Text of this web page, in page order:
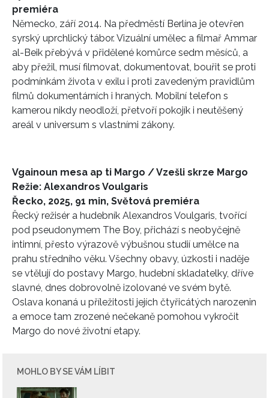
Přihlášením k newsletteru souhlasíte s
podmínkami společnosti BurdaMedia Extra s.r.o.
potvrzujete, že jste se seznámili seZásadami
ochrany soukromí- BurdaMedia Extra s.r.o. bude s
Vašimi údaji pracovat zejména k organizaci a
vyhodnocení akce a zasílání novinek.
Chcete navíc dostávat i další zajímavé a exkluzivní
informace od našich partnerů? Pokud souhlasíte se
premiéra
Německo, září 2014. Na předměstí Berlína je otevřen
syrský uprchlický tábor. Vizuální umělec a filmař Ammar
al-Beik přebývá v přidělené komůrce sedm měsíců, a
aby přežil, musí filmovat, dokumentovat, bouřit se proti
podmínkám života v exilu i proti zavedeným pravidlům
filmů dokumentárních i hraných. Mobilní telefon s
kamerou nikdy neodloží, přetvoří pokojík i neutěšený
areál v universum s vlastními zákony.
Vgainoun mesa ap ti Margo / Vzešli skrze Margo
Režie: Alexandros Voulgaris
Řecko, 2025, 91 min, Světová premiéra
Řecký režisér a hudebník Alexandros Voulgaris, tvořící
pod pseudonymem The Boy, přichází s neobyčejně
intimní, přesto výrazově výbušnou studií umělce na
prahu středního věku. Všechny obavy, úzkosti i naděje
se vtělují do postavy Margo, hudební skladatelky, dříve
slavné, dnes dobrovolně izolované ve svém bytě.
Oslava konaná u příležitosti jejích čtyřicátých narozenin
a emoce tam zrozené nečekaně pomohou vykročit
Margo do nové životní etapy.
MOHLO BY SE VÁM LÍBIT